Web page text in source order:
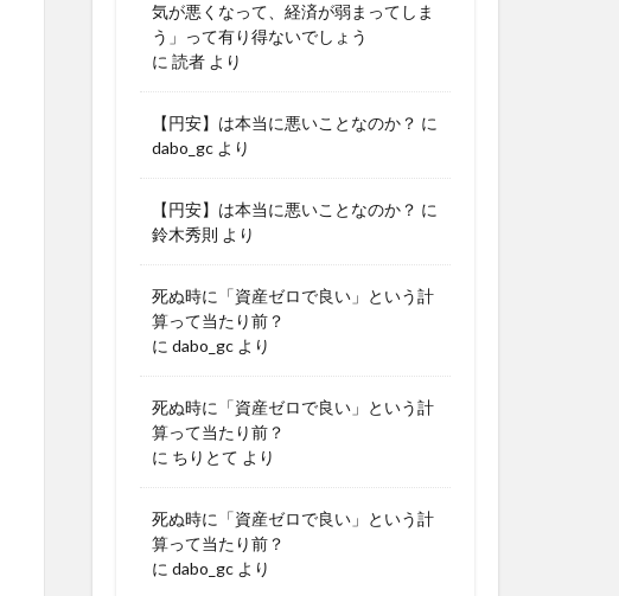
気が悪くなって、経済が弱まってしま
う」って有り得ないでしょう
に 読者 より
【円安】は本当に悪いことなのか？ に
dabo_gc より
【円安】は本当に悪いことなのか？ に
鈴木秀則 より
死ぬ時に「資産ゼロで良い」という計
算って当たり前？
に dabo_gc より
死ぬ時に「資産ゼロで良い」という計
算って当たり前？
に ちりとて より
死ぬ時に「資産ゼロで良い」という計
算って当たり前？
に dabo_gc より